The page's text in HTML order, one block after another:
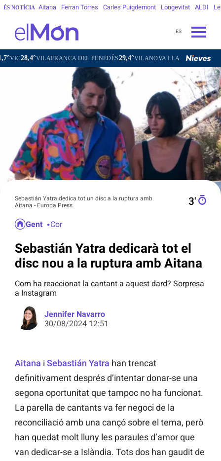
ÉS NOTÍCIA Aitana Ferran Torres Carles Puigdemont Longevitat ALDI
ES
DEL PENEDÈS29,4°VILANOVA I LA GELTRÚ30,9° LA SEU
Sebastián Yatra dedica tot un disc a la ruptura amb
Aitana - Europa Press
3′
Gent Cor
Sebastián Yatra dedicarà tot el
disc nou a la ruptura amb Aitana
Com ha reaccionat la cantant a aquest dard? Sorpresa
a Instagram
Jennifer Navarro
30/08/2024 12:51
Aitana i Sebastián Yatra han trencat
definitivament després d’intentar donar-se una
segona oportunitat que tampoc no ha funcionat.
La parella de cantants va fer negoci de la
reconciliació amb una cançó sobre el tema, però
han quedat molt lluny les paraules d’amor que
van dedicar-se a Islàndia. Tots dos han gaudit de